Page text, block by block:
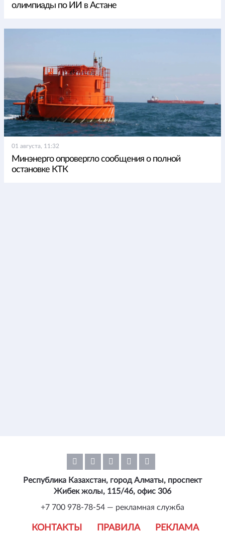
олимпиады по ИИ в Астане
01 августа, 11:32
Минэнерго опровергло сообщения о полной
остановке КТК
КОНТАКТЫ ПРАВИЛА РЕКЛАМА
Республика Казахстан, город Алматы, проспект
Жибек жолы, 115/46, офис 306
+7 700 978-78-54 — рекламная служба